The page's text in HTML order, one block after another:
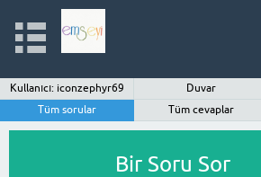
Kullanıcı: iconzephyr69 Duvar
Tüm sorular
Tüm cevaplar
Bir Soru Sor